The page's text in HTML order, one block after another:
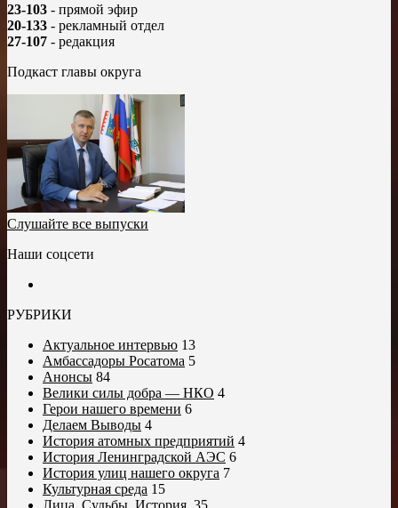
23-103 - прямой эфир
20-133 - рекламный отдел
27-107 - редакция
Подкаст главы округа
Слушайте все выпуски
Наши соцсети
РУБРИКИ
Актуальное интервью 13
Амбассадоры Росатома 5
Анонсы 84
Велики силы добра — НКО 4
Герои нашего времени 6
Делаем Выводы 4
История атомных предприятий 4
История Ленинградской АЭС 6
История улиц нашего округа 7
Культурная среда 15